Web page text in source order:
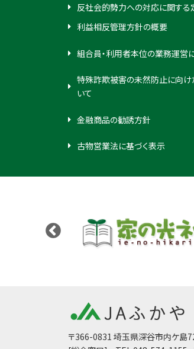
反社会的勢力への対応に関する
利益相反管理方針の概要
組合員・利用者本位の業務運営
特殊詐欺被害の未然防止に向
いて
金融商品の勧誘方針
古物営業法に基づく表示
〒366-0831 埼玉県深谷市内ケ島